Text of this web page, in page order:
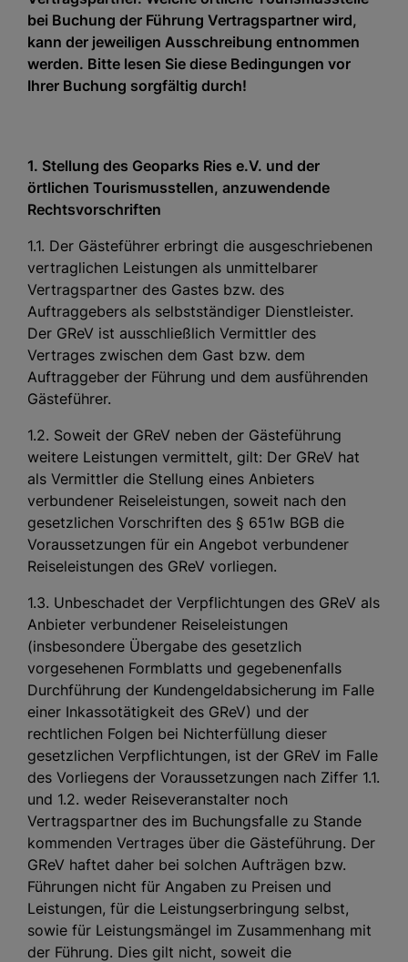
bei Buchung der Führung Vertragspartner wird,
kann der jeweiligen Ausschreibung entnommen
werden. Bitte lesen Sie diese Bedingungen vor
Ihrer Buchung sorgfältig durch!
1. Stellung des Geoparks Ries e.V. und der
örtlichen Tourismusstellen, anzuwendende
Rechtsvorschriften
1.1. Der Gästeführer erbringt die ausgeschriebenen
vertraglichen Leistungen als unmittelbarer
Vertragspartner des Gastes bzw. des
Auftraggebers als selbstständiger Dienstleister.
Der GReV ist ausschließlich Vermittler des
Vertrages zwischen dem Gast bzw. dem
Auftraggeber der Führung und dem ausführenden
Gästeführer.
1.2. Soweit der GReV neben der Gästeführung
weitere Leistungen vermittelt, gilt: Der GReV hat
als Vermittler die Stellung eines Anbieters
verbundener Reiseleistungen, soweit nach den
gesetzlichen Vorschriften des § 651w BGB die
Voraussetzungen für ein Angebot verbundener
Reiseleistungen des GReV vorliegen.
1.3. Unbeschadet der Verpflichtungen des GReV als
Anbieter verbundener Reiseleistungen
(insbesondere Übergabe des gesetzlich
vorgesehenen Formblatts und gegebenenfalls
Durchführung der Kundengeldabsicherung im Falle
einer Inkassotätigkeit des GReV) und der
rechtlichen Folgen bei Nichterfüllung dieser
gesetzlichen Verpflichtungen, ist der GReV im Falle
des Vorliegens der Voraussetzungen nach Ziffer 1.1.
und 1.2. weder Reiseveranstalter noch
Vertragspartner des im Buchungsfalle zu Stande
kommenden Vertrages über die Gästeführung. Der
GReV haftet daher bei solchen Aufträgen bzw.
Führungen nicht für Angaben zu Preisen und
Leistungen, für die Leistungserbringung selbst,
sowie für Leistungsmängel im Zusammenhang mit
der Führung. Dies gilt nicht, soweit die